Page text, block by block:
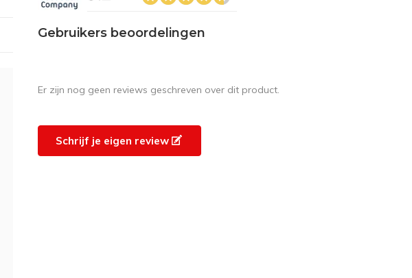
Gebruikers beoordelingen
Er zijn nog geen reviews geschreven over dit product.
Schrijf je eigen review